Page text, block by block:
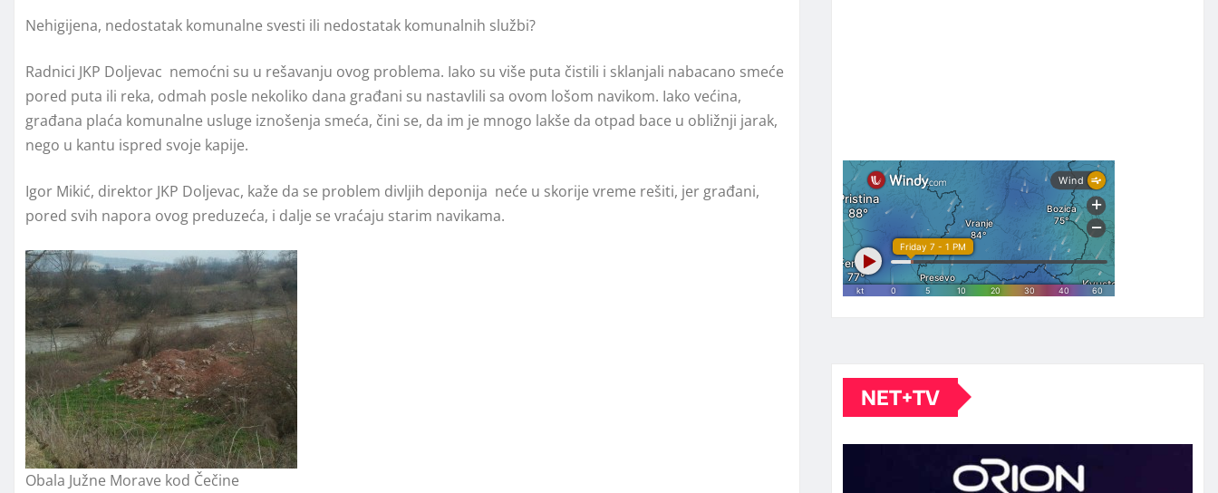
Nehigijena, nedostatak komunalne svesti ili nedostatak komunalnih službi?
Radnici JKP Doljevac nemoćni su u rešavanju ovog problema. Iako su više puta čistili i sklanjali nabacano smeće
pored puta ili reka, odmah posle nekoliko dana građani su nastavlili sa ovom lošom navikom. Iako većina,
građana plaća komunalne usluge iznošenja smeća, čini se, da im je mnogo lakše da otpad bace u obližnji jarak,
nego u kantu ispred svoje kapije.
Igor Mikić, direktor JKP Doljevac, kaže da se problem divljih deponija neće u skorije vreme rešiti, jer građani,
pored svih napora ovog preduzeća, i dalje se vraćaju starim navikama.
Obala Južne Morave kod Čečine
NET+TV